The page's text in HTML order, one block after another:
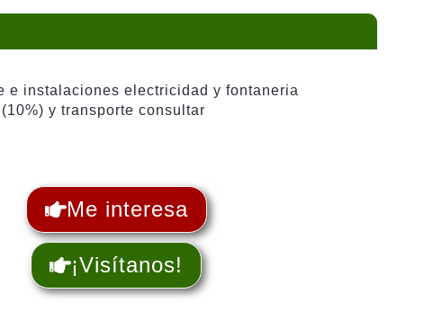
e instalaciones electricidad y fontaneria
y transporte consultar
Me interesa
¡Visítanos!